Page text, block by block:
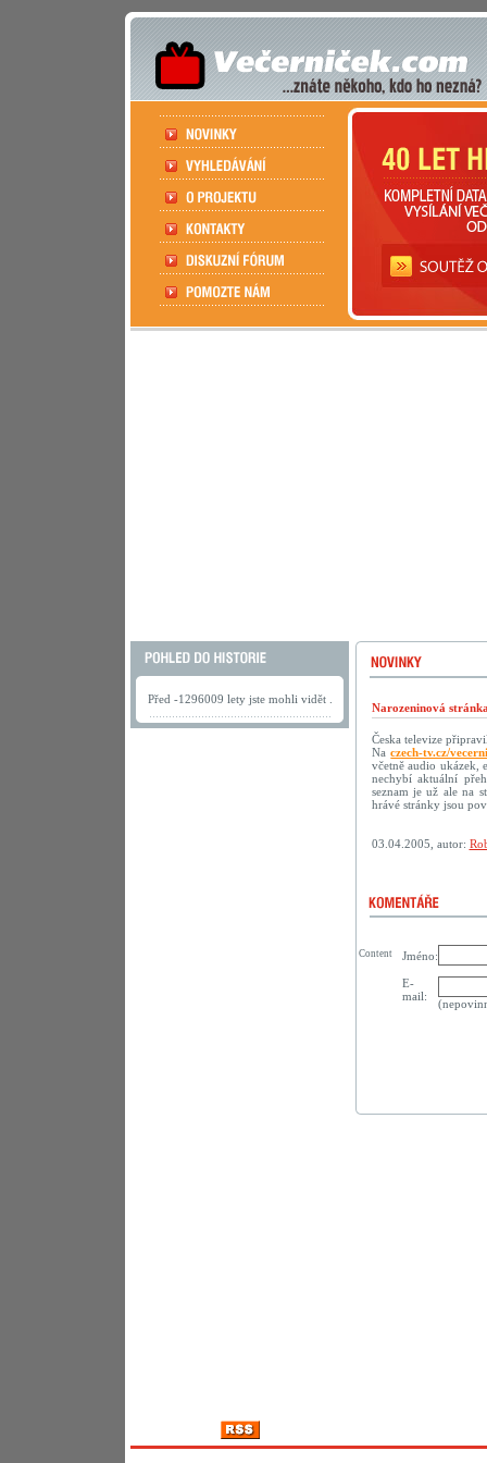
Před -1296009 lety jste mohli vidět .
Narozeninová
Česka televize
Naczech-tv.cz/
včetně audio ukázek,
nechybí aktuální
seznam je už ale na
hrávé stránky jsou
03.04.2005, autor:
Jméno:
E-
mail:
Content